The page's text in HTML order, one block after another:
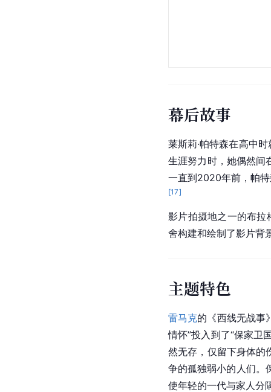
幕后故事
莱斯莉·帕特森在高中时
生涯努力时，她偶然间
一直到2020年前，帕
[17]
影片拍摄地之一的布拉
舍构建和绘制了影片背
主题特色
雷马克的《西线无战事
情怀”投入到了“保家卫
然无存，仅留下身体的
争的孤独弱小的人们。
使年轻的一代与家人分